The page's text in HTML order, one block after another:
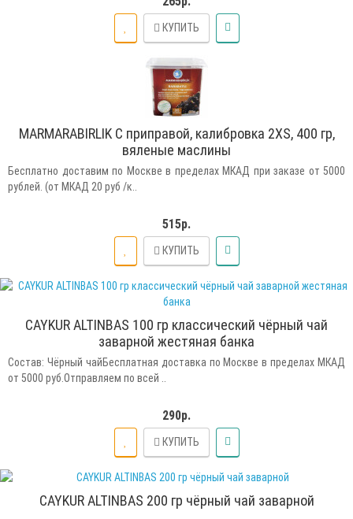
КУПИТЬ
MARMARABIRLIK С приправой, калибровка 2XS, 400 гр,
вяленые маслины
Бесплатно доставим по Москве в пределах МКАД при заказе от 5000
рублей. (от МКАД 20 руб /к..
515р.
КУПИТЬ
CAYKUR ALTINBAS 100 гр классический чёрный чай
заварной жестяная банка
Состав: Чёрный чайБесплатная доставка по Москве в пределах МКАД
от 5000 руб.Отправляем по всей ..
290р.
КУПИТЬ
CAYKUR ALTINBAS 200 гр чёрный чай заварной